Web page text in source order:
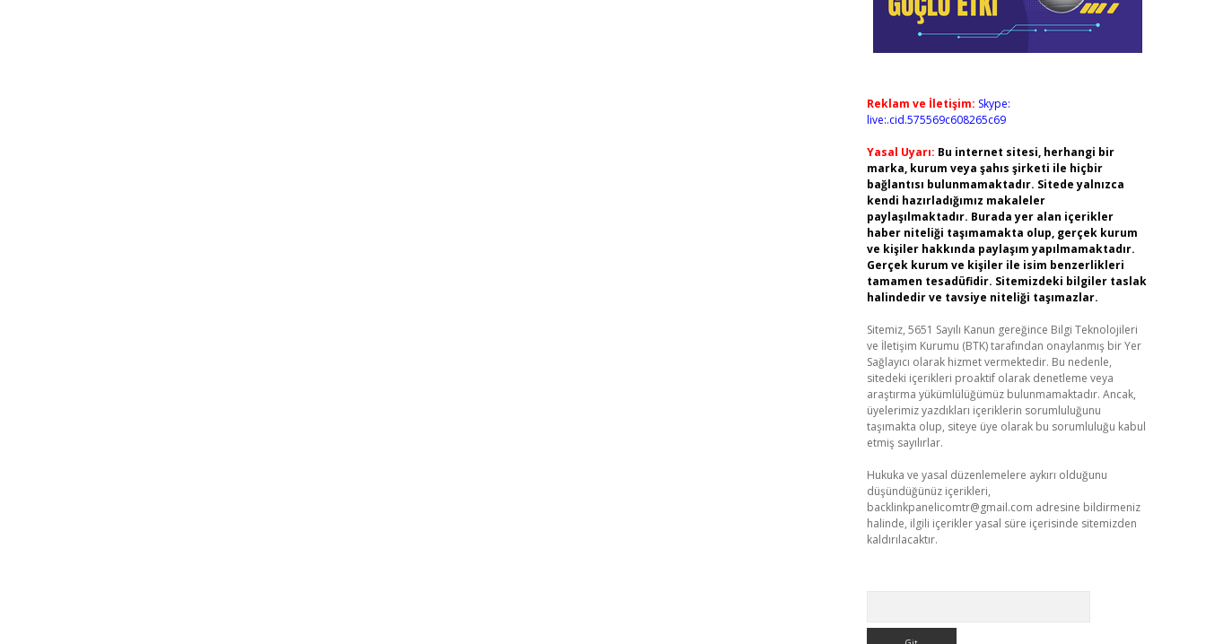
Reklam ve İletişim: Skype:
live:.cid.575569c608265c69
Yasal Uyarı: Bu internet sitesi, herhangi bir
marka, kurum veya şahıs şirketi ile hiçbir
bağlantısı bulunmamaktadır. Sitede yalnızca
kendi hazırladığımız makaleler
paylaşılmaktadır. Burada yer alan içerikler
haber niteliği taşımamakta olup, gerçek kurum
ve kişiler hakkında paylaşım yapılmamaktadır.
Gerçek kurum ve kişiler ile isim benzerlikleri
tamamen tesadüfidir. Sitemizdeki bilgiler taslak
halindedir ve tavsiye niteliği taşımazlar.
Sitemiz, 5651 Sayılı Kanun gereğince Bilgi Teknolojileri
ve İletişim Kurumu (BTK) tarafından onaylanmış bir Yer
Sağlayıcı olarak hizmet vermektedir. Bu nedenle,
sitedeki içerikleri proaktif olarak denetleme veya
araştırma yükümlülüğümüz bulunmamaktadır. Ancak,
üyelerimiz yazdıkları içeriklerin sorumluluğunu
taşımakta olup, siteye üye olarak bu sorumluluğu kabul
etmiş sayılırlar.
Hukuka ve yasal düzenlemelere aykırı olduğunu
düşündüğünüz içerikleri,
backlinkpanelicomtr@gmail.com adresine bildirmeniz
halinde, ilgili içerikler yasal süre içerisinde sitemizden
kaldırılacaktır.